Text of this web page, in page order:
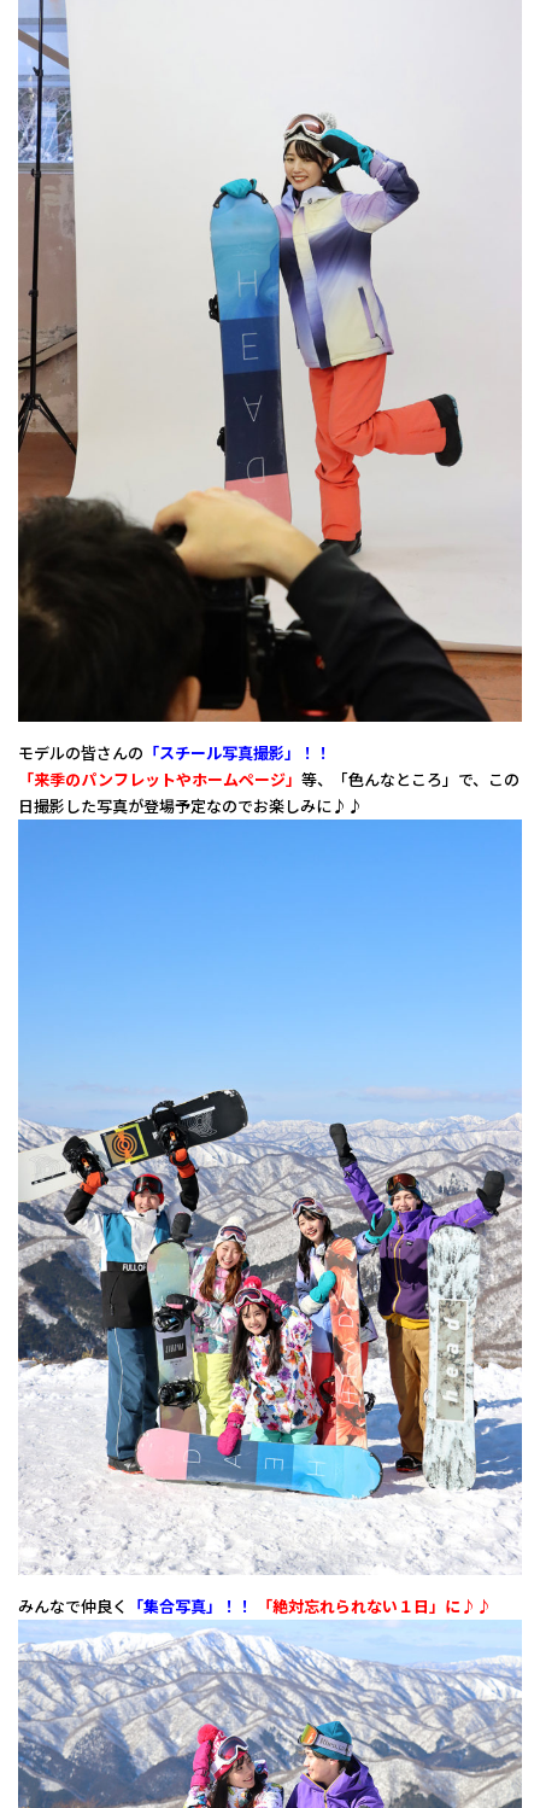
モデルの皆さんの 「スチール写真撮影」！！
「来季のパンフレットやホームページ」 等、「色んなところ」で、この
日撮影した写真が登場予定なのでお楽しみに♪♪
みんなで仲良く 「集合写真」！！ 「絶対忘れられない１日」に♪♪